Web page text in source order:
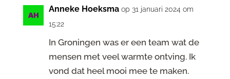
Anneke Hoeksma op 31 januari 2024 om
15:22
In Groningen was er een team wat de
mensen met veel warmte ontving. Ik
vond dat heel mooi mee te maken.